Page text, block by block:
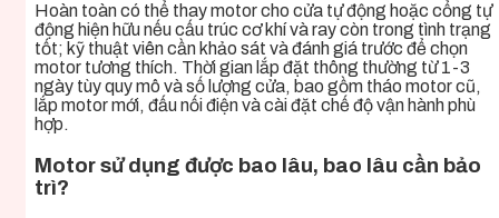
Hoàn toàn có thể thay motor cho cửa tự động hoặc cổng tự
động hiện hữu nếu cấu trúc cơ khí và ray còn trong tình trạng
tốt; kỹ thuật viên cần khảo sát và đánh giá trước để chọn
motor tương thích. Thời gian lắp đặt thông thường từ 1-3
ngày tùy quy mô và số lượng cửa, bao gồm tháo motor cũ,
lắp motor mới, đấu nối điện và cài đặt chế độ vận hành phù
hợp.
Motor sử dụng được bao lâu, bao lâu cần bảo
trì?